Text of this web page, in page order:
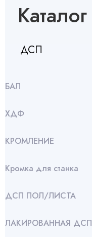
Каталог
ДСП
БАЛ
ХДФ
КРОМЛЕНИЕ
Кромка для станка
ДСП ПОЛ/ЛИСТА
ЛАКИРОВАННАЯ ДСП